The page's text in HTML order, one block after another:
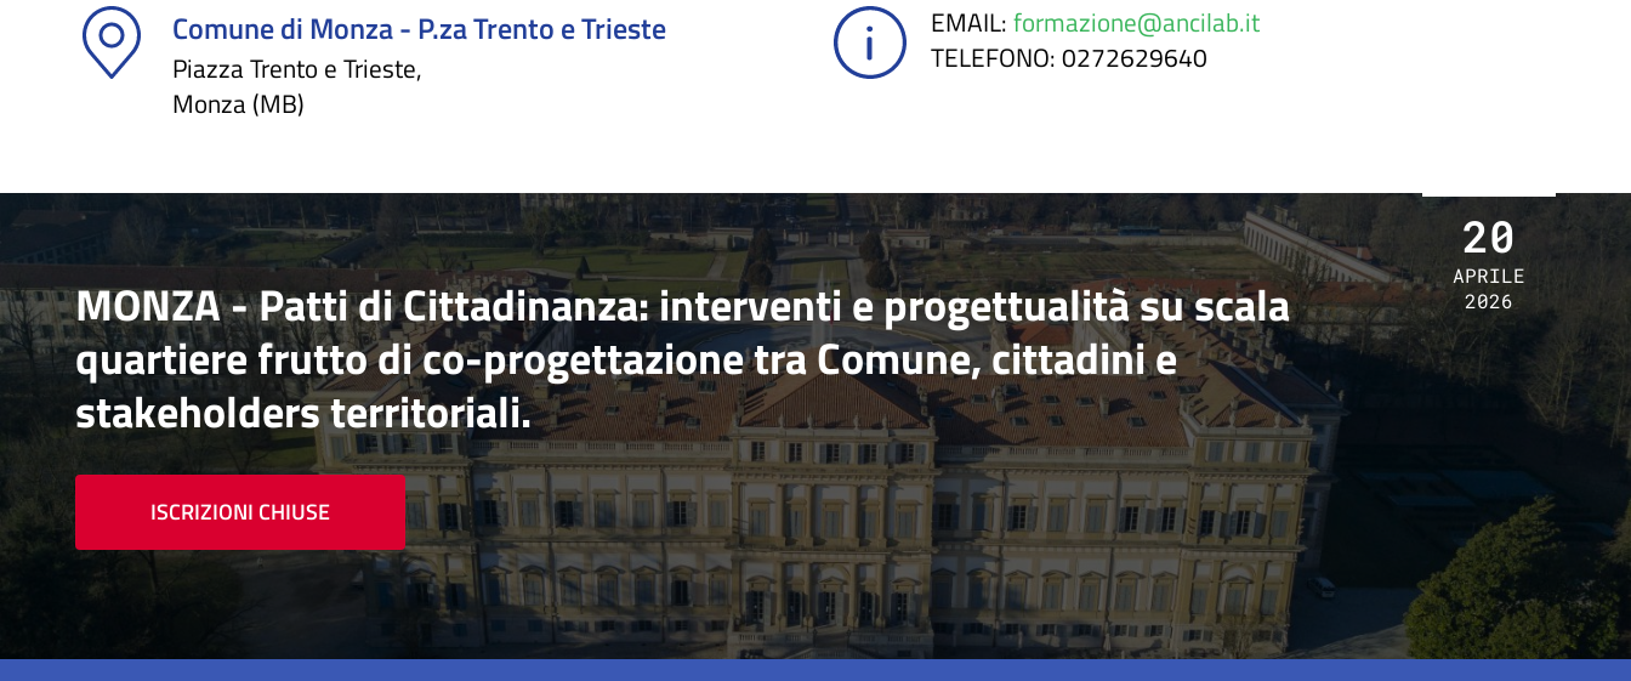
Comune di Monza - P.za Trento e Trieste
Piazza Trento e Trieste,
Monza (MB)
EMAIL:formazione@ancilab.it
TELEFONO: 0272629640
MONZA - Patti di Cittadinanza: interventi e progettualità su scala
quartiere frutto di co-progettazione tra Comune, cittadini e
stakeholders territoriali.
ISCRIZIONI CHIUSE
20
APRILE
2026